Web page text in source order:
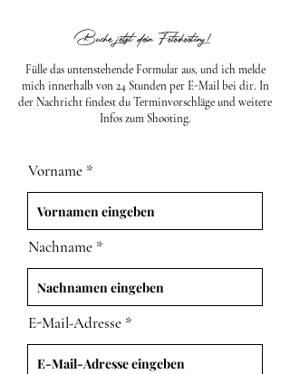
Buche jetzt dein Fotoshooting!
Fülle das untenstehende Formular aus, und ich melde
mich innerhalb von 24 Stunden per E-Mail bei dir. In
der Nachricht findest du Terminvorschläge und weitere
Infos zum Shooting.
Vorname
Nachname
E-Mail-Adresse